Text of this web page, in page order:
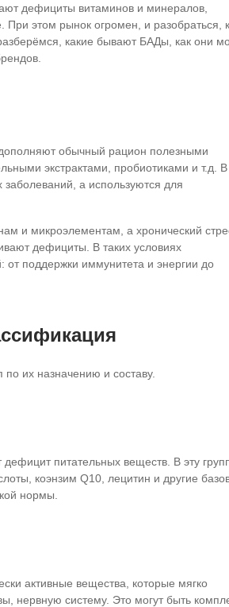
дефициты витаминов и минералов,
этом рынок огромен, и разобраться,
какие бывают БАДы, как они
обычный рацион полезными
экстрактами, пробиотиками и т.д. В
а используются для
и микроэлементам, а хронический
дефициты. В таких условиях
поддержки иммунитета и энергии до
их назначению и составу.
питательных веществ. В эту
коэнзим Q10, лецитин и другие
нормы.
активные вещества, которые мягко
нервную систему. Это могут быть